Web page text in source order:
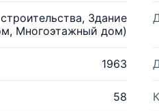
Здание
Многоэтажный дом)
1963
58